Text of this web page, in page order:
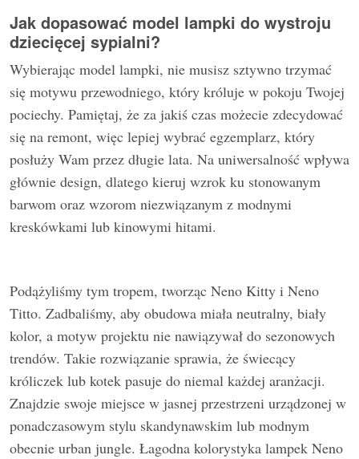
Jak dopasować model lampki do wystroju
dziecięcej sypialni?
Wybierając model lampki, nie musisz sztywno trzymać
się motywu przewodniego, który króluje w pokoju Twojej
pociechy. Pamiętaj, że za jakiś czas możecie zdecydować
się na remont, więc lepiej wybrać egzemplarz, który
posłuży Wam przez długie lata. Na uniwersalność wpływa
głównie design, dlatego kieruj wzrok ku stonowanym
barwom oraz wzorom niezwiązanym z modnymi
kreskówkami lub kinowymi hitami.
Podążyliśmy tym tropem, tworząc Neno Kitty i Neno
Titto. Zadbaliśmy, aby obudowa miała neutralny, biały
kolor, a motyw projektu nie nawiązywał do sezonowych
trendów. Takie rozwiązanie sprawia, że świecący
króliczek lub kotek pasuje do niemal każdej aranżacji.
Znajdzie swoje miejsce w jasnej przestrzeni urządzonej w
ponadczasowym stylu skandynawskim lub modnym
obecnie urban jungle. Łagodna kolorystyka lampek Neno